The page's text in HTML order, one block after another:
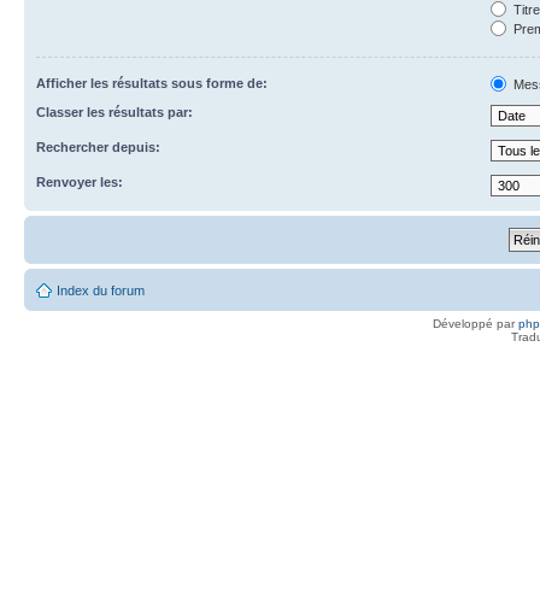
Afficher les résultats sous forme de:
Classer les résultats par:
Rechercher depuis:
Renvoyer les:
Index du forum
Développé par